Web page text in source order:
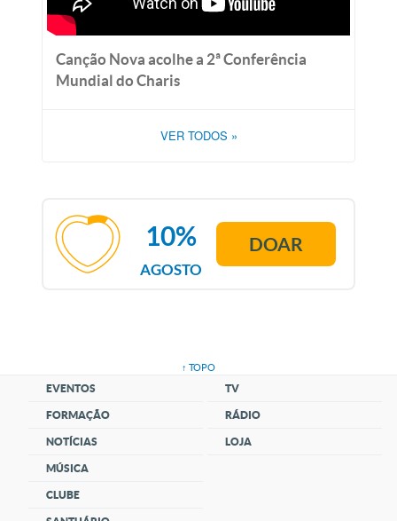
Canção Nova acolhe a 2ª Conferência
Mundial do Charis
VER TODOS »
AGOSTO
10% DOAR
↑ TOPO
EVENTOS
FORMAÇÃO
NOTÍCIAS
MÚSICA
CLUBE
TV
RÁDIO
LOJA